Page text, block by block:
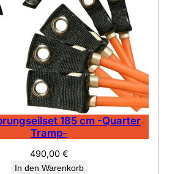
185 cm -Quarter
Tramp-
490,00 €
In den Warenkorb